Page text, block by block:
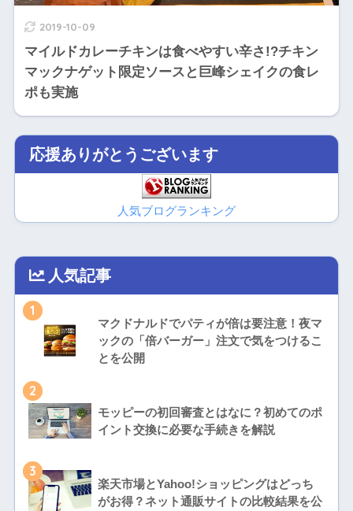
2019-10-09
マイルドカレーチキンは食べやすい辛さ!?チキン
マックナゲット限定ソースと巨峰シェイクの食レ
ポも実施
応援ありがとうございます
人気ブログランキング
人気記事
1
マクドナルドでパティが倍は要注意！夜マ
ックの「倍バーガー」注文で気をつけるこ
とを公開
2
モッピーの初回審査とはなに？初めてのポ
イント交換に必要な手続きを解説
3
楽天市場とYahoo!ショッピングはどっち
がお得？ネット通販サイトの比較結果を公